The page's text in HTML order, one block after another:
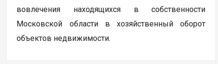
вовлечения находящихся в собственности
Московской области в хозяйственный оборот
объектов недвижимости.